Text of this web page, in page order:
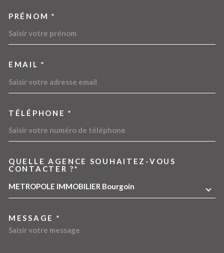
PRÉNOM *
EMAIL *
TÉLÉPHONE *
QUELLE AGENCE SOUHAITEZ-VOUS
CONTACTER ?*
METROPOLE IMMOBILIER Bourgoin
MESSAGE *